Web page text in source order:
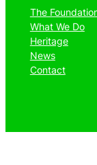
The
What We Do
Heritage
News
Contact